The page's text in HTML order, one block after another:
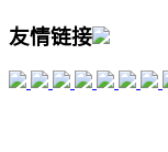
友情链接